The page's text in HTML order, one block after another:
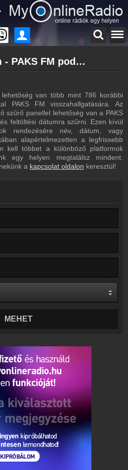
PAKS FM archívum - PAKS FM podcasts - PAKS FM visszahallgatás
van több mint 786 korábbi
PAKS FM visszahallgatására. Az
szűrő panellel lehetőség van a PAKS
feltöltési dátumra szűrni. Ezen kívül
rendezésére név, dátum, vagy
alapértelmezetten a legfrissebb
kell többet a különböző platformok
egy helyen megtalálsz mindent.
a kapcsolat oldalon keresztül!
MEHET